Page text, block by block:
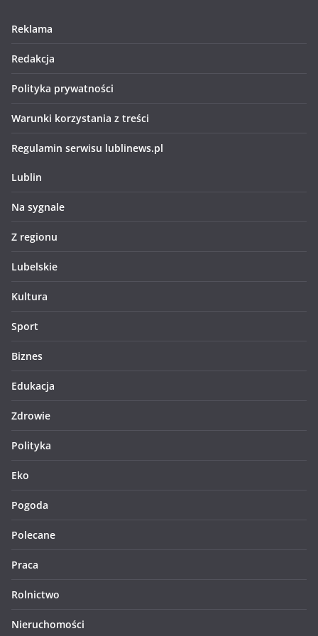
Reklama
Redakcja
Polityka prywatności
Warunki korzystania z treści
Regulamin serwisu lublinews.pl
Lublin
Na sygnale
Z regionu
Lubelskie
Kultura
Sport
Biznes
Edukacja
Zdrowie
Polityka
Eko
Pogoda
Polecane
Praca
Rolnictwo
Nieruchomości